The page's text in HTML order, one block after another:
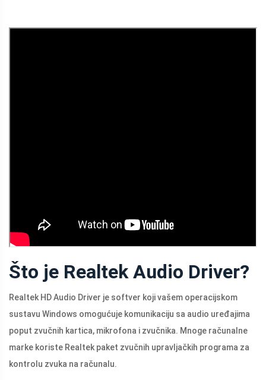
Što je Realtek Audio Driver?
Realtek HD Audio Driver je softver koji vašem operacijskom
sustavu Windows omogućuje komunikaciju sa audio uređajima
poput zvučnih kartica, mikrofona i zvučnika. Mnoge računalne
marke koriste Realtek paket zvučnih upravljačkih programa za
kontrolu zvuka na računalu.